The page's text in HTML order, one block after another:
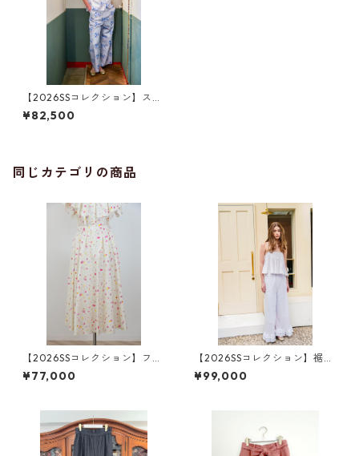
【2026SSコレクション】スト
レートパンツ ブルーリーブ
ス柄
¥82,500
同じカテゴリの商品
【2026SSコレクション】フレ
アスカート ジオメトリック
柄
¥77,000
【2026SSコレクション】裾フ
リル・ダブルワイドワイドパ
ンツ 白レース（花柄）
¥99,000